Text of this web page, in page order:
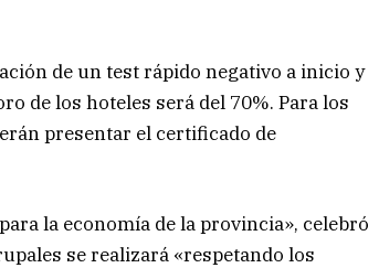
de un test rápido negativo a inicio y
de los hoteles será del 70%. Para los
presentar el certificado de
la economía de la provincia», celebró
se realizará «respetando los